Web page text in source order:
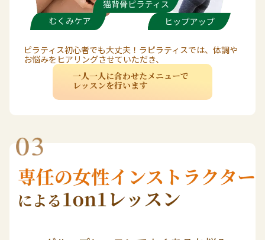
ピラティス初心者でも大丈夫！ラピラティスでは、体調や
お悩みをヒアリングさせていただき、
一人一人に合わせたメニューで
レッスンを行います